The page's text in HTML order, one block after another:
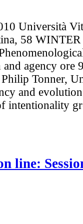
Università
58
agency ore
Tonner,
and
intentionality
line: